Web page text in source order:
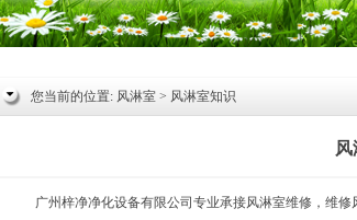
您当前的位置: 风淋室 > 风淋室知识
广州梓净净化设备有限公司专业承接风淋室维修 ，维修